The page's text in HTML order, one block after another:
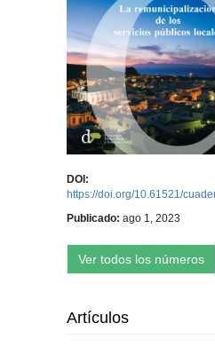
DOI:
https://doi.org/10.61521/
Publicado: ago 1, 2023
Ver todos los números
Artículos